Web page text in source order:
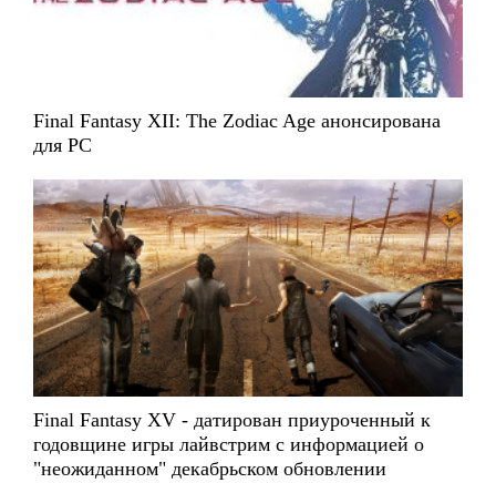
Final Fantasy XII: The Zodiac Age анонсирована
для PC
Final Fantasy XV - датирован приуроченный к
годовщине игры лайвстрим с информацией о
"неожиданном" декабрьском обновлении